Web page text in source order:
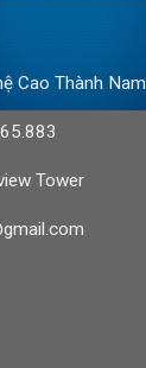
Cao Thành Nam
Tower